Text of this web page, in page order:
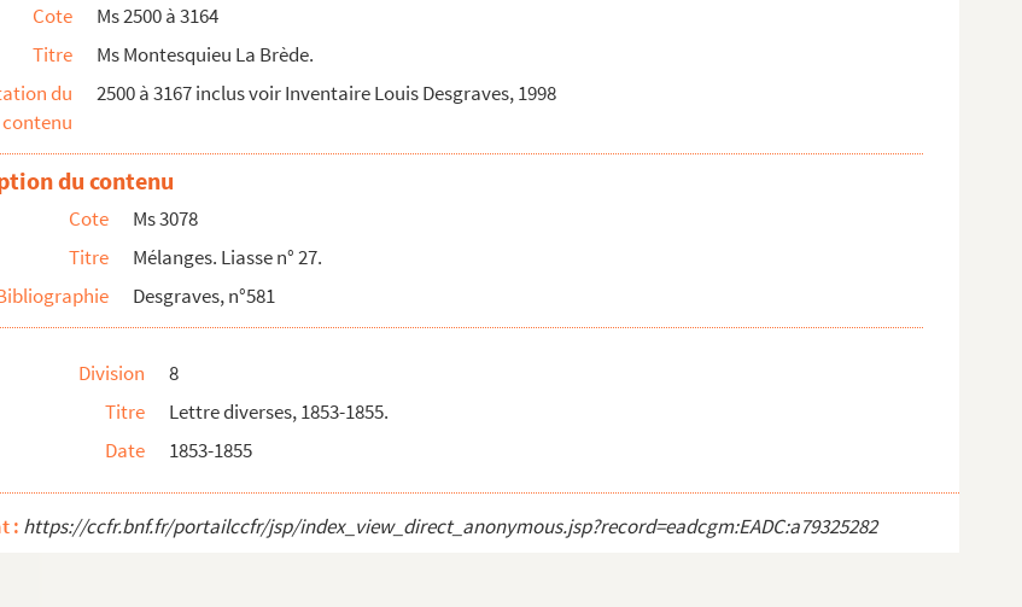
à Baron et à La Brède, 1853. Co...
l'arrestation du voleur des papiers de fa...
Secondat de Montesquieu. 1795-1859.
1846, 1847 et 1850.
Cote
Ms 2500 à 3164
Titre
Ms Montesquieu La Brède.
du
contenu
2500 à 3167 inclus voir Inventaire Louis Desgraves, 1998
du contenu
Cote
Ms 3078
Titre
Mélanges. Liasse n° 27.
Desgraves, n°581
Division
8
Titre
Lettre diverses, 1853-1855.
Date
1853-1855
: https://ccfr.bnf.fr/portailccfr/jsp/index_view_direct_anonymous.jsp?record=eadcgm:EADC:a79325282